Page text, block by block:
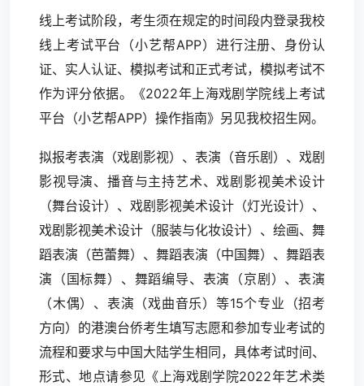
线上考试阶段，考生须在规定的时间段内登录我校
线上考试平台（小艺帮APP）进行注册、身份认
证、实人认证、模拟考试和正式考试，模拟考试不
作为评分依据。《2022年上海戏剧学院线上考试
平台（小艺帮APP）操作指南》另见我校招生网。
拟报考表演（戏剧影视）、表演（音乐剧）、戏剧
影视导演、播音与主持艺术、戏剧影视美术设计
（舞台设计）、戏剧影视美术设计（灯光设计）、
戏剧影视美术设计（服装与化妆设计）、绘画、舞
蹈表演（芭蕾舞）、舞蹈表演（中国舞）、舞蹈表
演（国标舞）、舞蹈编导、表演（京剧）、表演
（木偶）、表演（戏曲音乐）等15个专业（招考
方向）的港澳台侨考生填写志愿和参加专业考试的
流程和要求与中国大陆学生相同，具体考试时间、
形式、地点请参见《上海戏剧学院2022年艺术类